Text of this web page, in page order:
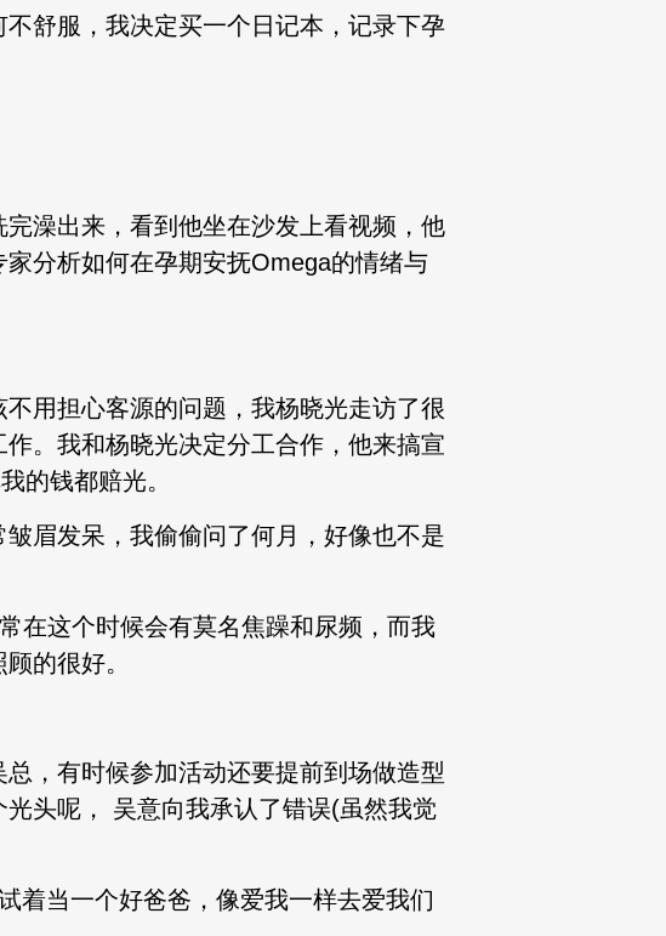
舒服，我决定买一个日记本，记录下孕
澡出来，看到他坐在沙发上看视频，他
分析如何在孕期安抚Omega的情绪与
用担心客源的问题，我杨晓光走访了很
。我和杨晓光决定分工合作，他来搞宣
的钱都赔光。
眉发呆，我偷偷问了何月，好像也不是
在这个时候会有莫名焦躁和尿频，而我
的很好。
，有时候参加活动还要提前到场做造型
头呢， 吴意向我承认了错误(虽然我觉
着当一个好爸爸，像爱我一样去爱我们